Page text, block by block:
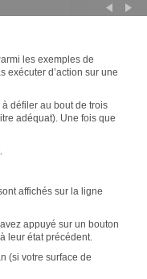
les exemples de
exécuter d’action sur une
défiler au bout de trois
adéquat). Une fois que
affichés sur la ligne
appuyé sur un bouton
leur état précédent.
(si votre surface de